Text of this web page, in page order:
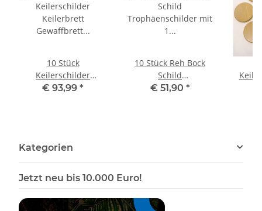
10 Stück
Keilerschilder
Keilerbrett
Deckblatt 6-blättrig
€ 93,99 *
10 Stück Reh Bock
Schild
Trophäenschilder mit
€ 51,90 *
Kategorien
Jetzt neu bis 10.000 Euro!